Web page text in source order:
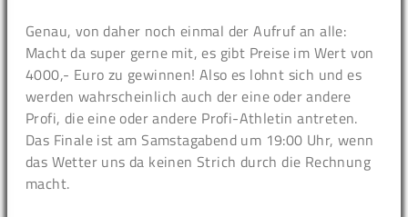
Genau, von daher noch einmal der Aufruf an alle:
Macht da super gerne mit, es gibt Preise im Wert von
4000,- Euro zu gewinnen! Also es lohnt sich und es
werden wahrscheinlich auch der eine oder andere
Profi, die eine oder andere Profi-Athletin antreten.
Das Finale ist am Samstagabend um 19:00 Uhr, wenn
das Wetter uns da keinen Strich durch die Rechnung
macht.